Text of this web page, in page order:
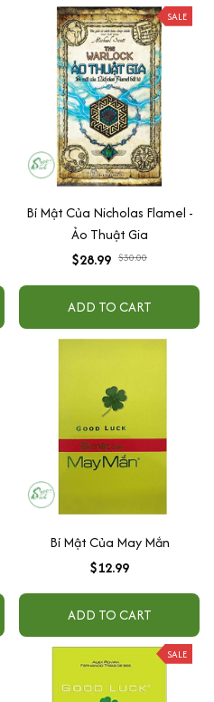
SALE
Bí Mật Của Nicholas Flamel -
Ảo Thuật Gia
$28.99 $30.00
ADD TO CART
Bí Mật Của May Mắn
$12.99
ADD TO CART
SALE